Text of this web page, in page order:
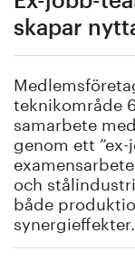
Forskning/
Energi/miljö
Vi tycker
Publicerat
Bildbank
Om oss
skapar
teknikområde
samarbete
genom ett
och
både
synergieffekter.